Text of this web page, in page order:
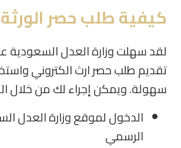
كيفية طلب حصر الورثة
لقد سهلت وزارة العدل السعودية
تقديم طلب حصر ارث الكتروني
سهولة. ويمكن إجراء لك من خلال
الدخول لموقع وزارة العدل
الرسمي